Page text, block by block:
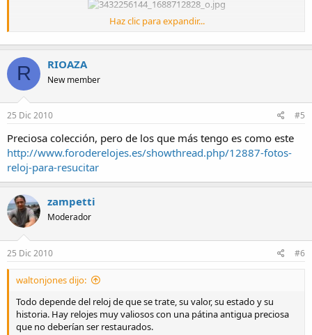
Haz clic para expandir...
R RIOAZA
New member
25 Dic 2010 #5
Preciosa colección, pero de los que más tengo es como este
http://www.foroderelojes.es/showthread.php/12887-fotos-
reloj-para-resucitar
zampetti
Moderador
25 Dic 2010 #6
waltonjones dijo:
Todo depende del reloj de que se trate, su valor, su estado y su
historia. Hay relojes muy valiosos con una pátina antigua preciosa
que no deberían ser restaurados.